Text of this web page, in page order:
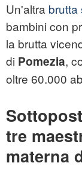
Un'altra brutta
bambini con
la brutta
di Pomezia,
oltre 60.000
tre
materna